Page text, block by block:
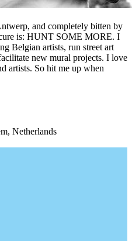
and completely bitten by
is: HUNT SOME MORE. I
Belgian artists, run street art
new mural projects. I love
artists. So hit me up when
Netherlands